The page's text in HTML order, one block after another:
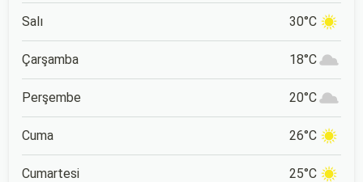
büyük şehirlere yakın
konumu nedeniyle de
popüler bir tatil rotası.
Salı 30°C
Çarşamba 18°C
Perşembe 20°C
Cuma 26°C
Cumartesi 25°C